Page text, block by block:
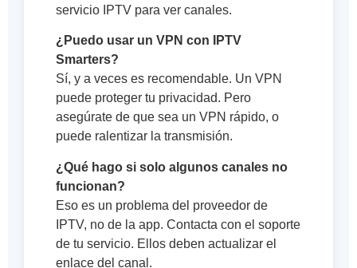
servicio IPTV para ver canales.
¿Puedo usar un VPN con IPTV
Smarters?
Sí, y a veces es recomendable. Un VPN
puede proteger tu privacidad. Pero
asegúrate de que sea un VPN rápido, o
puede ralentizar la transmisión.
¿Qué hago si solo algunos canales no
funcionan?
Eso es un problema del proveedor de
IPTV, no de la app. Contacta con el soporte
de tu servicio. Ellos deben actualizar el
enlace del canal.